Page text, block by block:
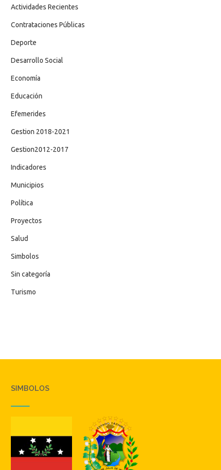
Actividades Recientes
Contrataciones Públicas
Deporte
Desarrollo Social
Economía
Educación
Efemerides
Gestion 2018-2021
Gestion2012-2017
Indicadores
Municipios
Política
Proyectos
Salud
Simbolos
Sin categoría
Turismo
SIMBOLOS